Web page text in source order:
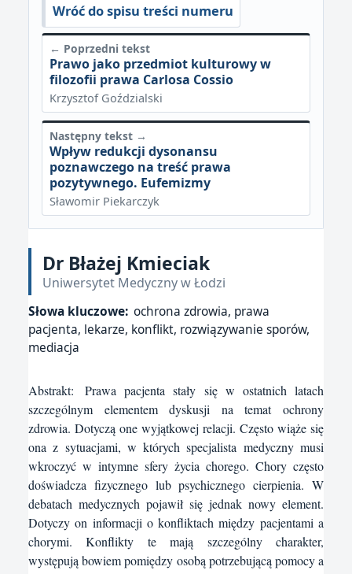
Wróć do spisu treści numeru
← Poprzedni tekst
Prawo jako przedmiot kulturowy w
filozofii prawa Carlosa Cossio
Krzysztof Goździalski
Następny tekst →
Wpływ redukcji dysonansu
poznawczego na treść prawa
pozytywnego. Eufemizmy
Sławomir Piekarczyk
Dr Błażej Kmieciak
Uniwersytet Medyczny w Łodzi
Słowa kluczowe: ochrona zdrowia, prawa
pacjenta, lekarze, konflikt, rozwiązywanie sporów,
mediacja
Abstrakt:
Prawa pacjenta stały się w ostatnich latach
szczególnym elementem dyskusji na temat ochrony
zdrowia. Dotyczą one wyjątkowej relacji. Często wiąże się
ona z sytuacjami, w których specjalista medyczny musi
wkroczyć w intymne sfery życia chorego. Chory często
doświadcza fizycznego lub psychicznego cierpienia. W
debatach medycznych pojawił się jednak nowy element.
Dotyczy on informacji o konfliktach między pacjentami a
chorymi. Konflikty te mają szczególny charakter,
występują bowiem pomiędzy osobą potrzebującą pomocy a